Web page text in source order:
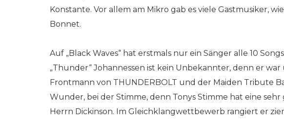
Konstante. Vor allem am Mikro gab es viele Gastmusiker,
Bonnet.
Auf „Black Waves“ hat erstmals nur ein Sänger alle 10
„Thunder“ Johannessen ist kein Unbekannter, denn er
Frontmann von THUNDERBOLT und der Maiden Tribute
Wunder, bei der Stimme, denn Tonys Stimme hat eine
Herrn Dickinson. Im Gleichklangwettbewerb rangiert er